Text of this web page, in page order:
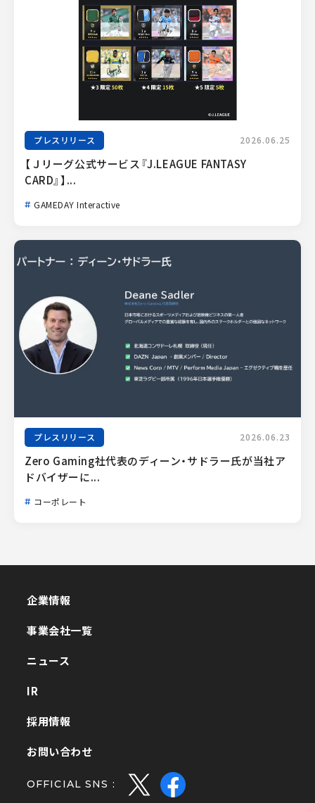
プレスリリース 2026.06.25
【Ｊリーグ公式サービス『J.LEAGUE FANTASY
CARD』】...
GAMEDAY Interactive
プレスリリース 2026.06.23
Zero Gaming社代表のディーン・サドラー氏が当社ア
ドバイザーに...
コーポレート
企業情報
事業会社一覧
ニュース
IR
採用情報
お問い合わせ
OFFICIAL SNS :